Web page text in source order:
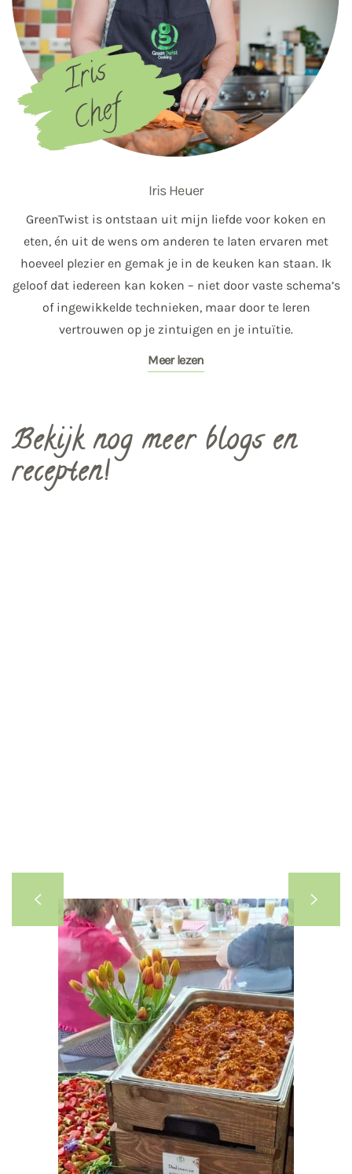
Iris Heuer
GreenTwist is ontstaan uit mijn liefde voor koken en
eten, én uit de wens om anderen te laten ervaren met
hoeveel plezier en gemak je in de keuken kan staan. Ik
geloof dat iedereen kan koken – niet door vaste schema’s
of ingewikkelde technieken, maar door te leren
vertrouwen op je zintuigen en je intuïtie.
Meer lezen
Bekijk nog meer blogs en
recepten!